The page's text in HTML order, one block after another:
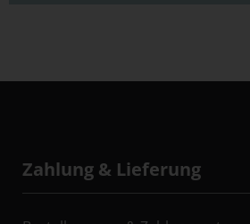
Zahlung & Lieferung